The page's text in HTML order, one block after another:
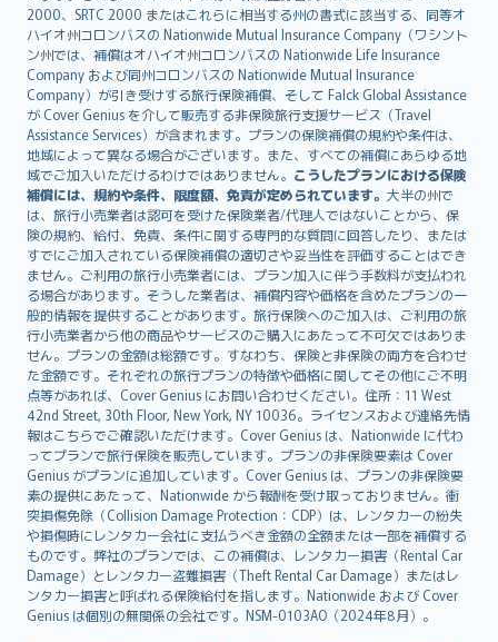
2000、SRTC 2000 またはこれらに相当する州の書式に該当する、同等オ
ハイオ州コロンバスの Nationwide Mutual Insurance Company（ワシント
ン州では、補償はオハイオ州コロンバスの Nationwide Life Insurance
Company および同州コロンバスの Nationwide Mutual Insurance
Company）が引き受けする旅行保険補償、そして Falck Global Assistance
が Cover Genius を介して販売する非保険旅行支援サービス（Travel
Assistance Services）が含まれます。プランの保険補償の規約や条件は、
地域によって異なる場合がございます。また、すべての補償にあらゆる地
域でご加入いただけるわけではありません。 こうしたプランにおける保険
補償には、規約や条件、限度額、免責が定められています。 大半の州で
は、旅行小売業者は認可を受けた保険業者/代理人ではないことから、保
険の規約、給付、免責、条件に関する専門的な質問に回答したり、または
すでにご加入されている保険補償の適切さや妥当性を評価することはでき
ません。ご利用の旅行小売業者には、プラン加入に伴う手数料が支払われ
る場合があります。そうした業者は、補償内容や価格を含めたプランの一
般的情報を提供することがあります。旅行保険へのご加入は、ご利用の旅
行小売業者から他の商品やサービスのご購入にあたって不可欠ではありま
せん。プランの金額は総額です。すなわち、保険と非保険の両方を合わせ
た金額です。それぞれの旅行プランの特徴や価格に関してその他にご不明
点等があれば、Cover Genius にお問い合わせください。住所：11 West
42nd Street, 30th Floor, New York, NY 10036。ライセンスおよび連絡先情
報はこちらでご確認いただけます。Cover Genius は、Nationwide に代わ
ってプランで旅行保険を販売しています。プランの非保険要素は Cover
Genius がプランに追加しています。Cover Genius は、プランの非保険要
素の提供にあたって、Nationwide から報酬を受け取っておりません。衝
突損傷免除（Collision Damage Protection：CDP）は、レンタカーの紛失
や損傷時にレンタカー会社に支払うべき金額の全額または一部を補償する
ものです。弊社のプランでは、この補償は、レンタカー損害（Rental Car
Damage）とレンタカー盗難損害（Theft Rental Car Damage）またはレ
ンタカー損害と呼ばれる保険給付を指します。Nationwide および Cover
Genius は個別の無関係の会社です。NSM-0103AO（2024年8月）。
eesti
Ελληνικά
Magyar
Íslenska
Bahasa Indonesia
latviešu
Lietuviškai
Bahasa Melayu
Română
српски
Slovensky
Slovenščina
Українська
Tiếng Việt